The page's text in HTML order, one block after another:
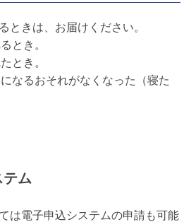
ときは、お届けください。
とき。
とき。
なるおそれがなくなった（寝た
ム
は電子申込システムの申請も可能